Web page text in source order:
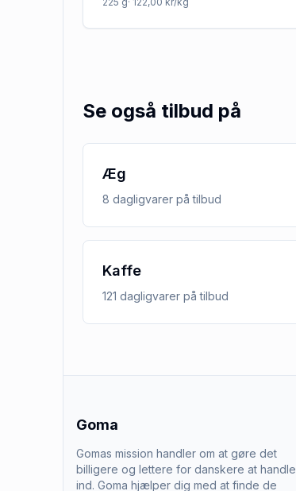
Se også tilbud på
Æg
8 dagligvarer på tilbud
Kaffe
121 dagligvarer på tilbud
Goma
Gomas mission handler om at gøre det
billigere og lettere for danskere at handle
ind. Goma hjælper dig med at finde de